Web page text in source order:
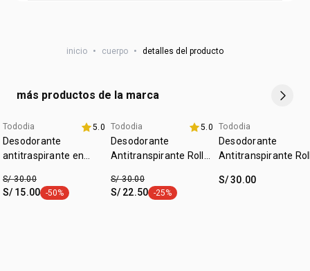
inicio • cuerpo • detalles del producto
más productos de la marca
fecha dupla
Tododia 5.0
Desodorante
antitraspirante en
perfume
S/ 30.00
S/ 15.00 etiqueta -50%
-50%
+20% off
Tododia 5.0
Desodorante
Antitranspirante Roll-
Limón y Menta
S/ 30.00
S/ 22.50 etiqueta -25%
-25%
+20% off
Tododia
Desodorante
Antitranspirante
Limón y Guanábana
S/ 30.00